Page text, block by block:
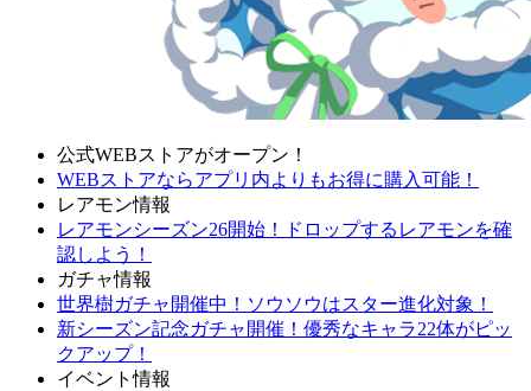
公式WEBストアがオープン！
WEBストアならアプリ内よりもお得に購入可能！
レアモン情報
レアモンシーズン26開始！ドロップするレアモンを確
認しよう！
ガチャ情報
世界樹ガチャ開催中！ソウソウはスター進化対象！
新シーズン記念ガチャ開催！優秀なキャラ22体がピッ
クアップ！
イベント情報